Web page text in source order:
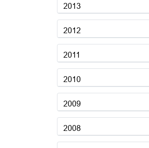
2013
2012
2011
2010
2009
2008